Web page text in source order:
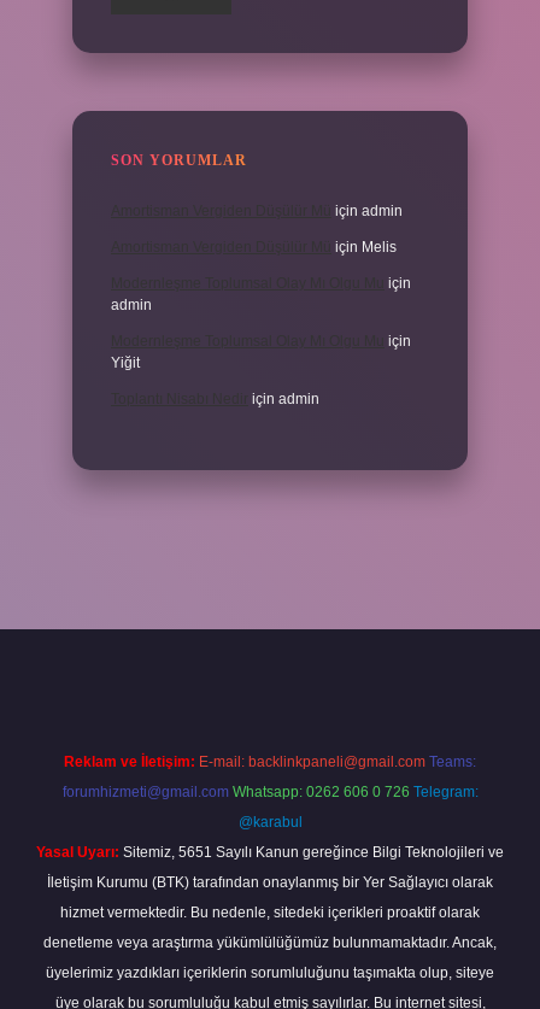
SON YORUMLAR
için admin
için Melis
için
admin
için
Yiğit
için admin
Reklam ve İletişim: E-mail: backlinkpaneli@gmail.com Teams:
forumhizmeti@gmail.com Whatsapp: 0262 606 0 726 Telegram:
@karabul
Yasal Uyarı: Sitemiz, 5651 Sayılı Kanun gereğince Bilgi Teknolojileri ve
İletişim Kurumu (BTK) tarafından onaylanmış bir Yer Sağlayıcı olarak
hizmet vermektedir. Bu nedenle, sitedeki içerikleri proaktif olarak
denetleme veya araştırma yükümlülüğümüz bulunmamaktadır. Ancak,
üyelerimiz yazdıkları içeriklerin sorumluluğunu taşımakta olup, siteye
üye olarak bu sorumluluğu kabul etmiş sayılırlar. Bu internet sitesi,